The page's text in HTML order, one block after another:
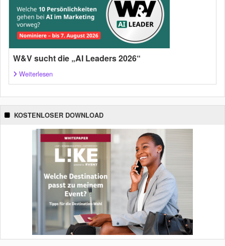
W&V sucht die „AI Leaders 2026“
Weiterlesen
KOSTENLOSER DOWNLOAD